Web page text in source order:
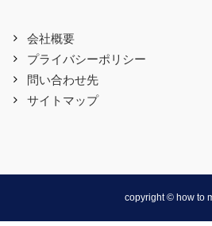
会社概要
プライバシーポリシー
問い合わせ先
サイトマップ
copyright © how to